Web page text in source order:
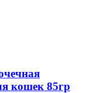
кошек 85гр